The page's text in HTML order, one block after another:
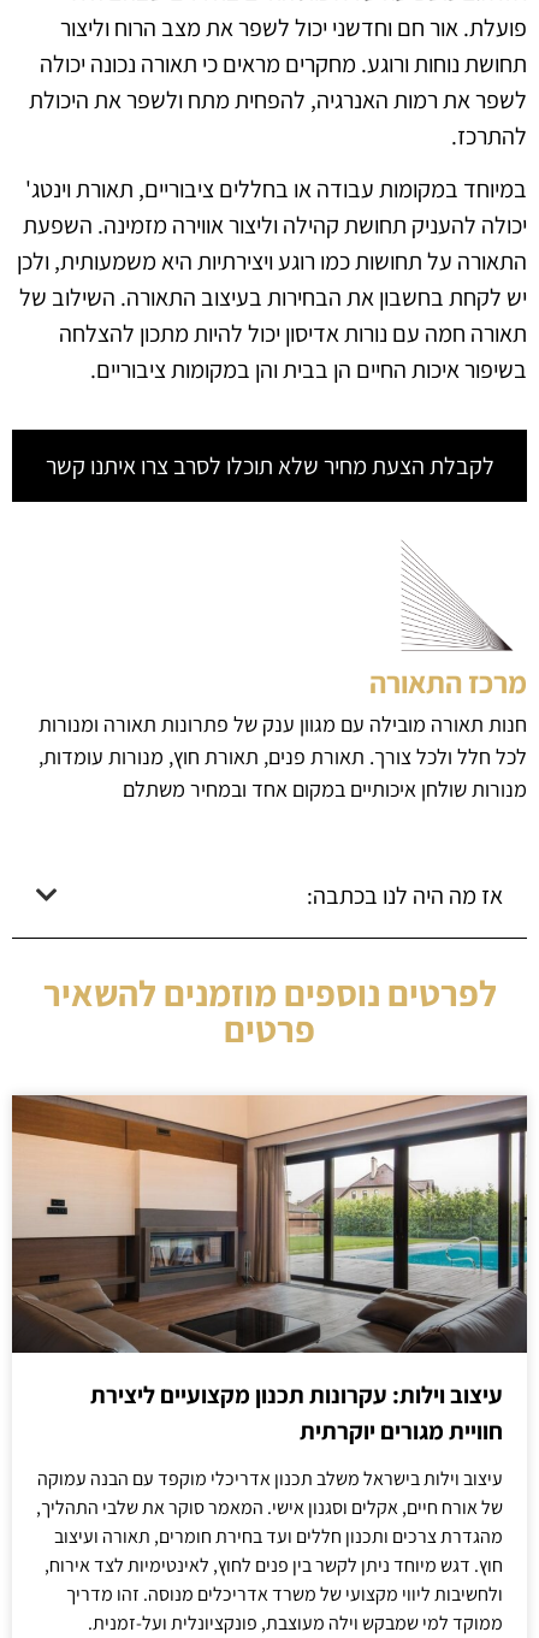
פועלת. אור חם וחדשני יכול לשפר את מצב הרוח וליצור
תחושת נוחות ורוגע. מחקרים מראים כי תאורה נכונה יכולה
לשפר את רמות האנרגיה, להפחית מתח ולשפר את היכולת
להתרכז.
במיוחד במקומות עבודה או בחללים ציבוריים, תאורת וינטג'
יכולה להעניק תחושת קהילה וליצור אווירה מזמינה. השפעת
התאורה על תחושות כמו רוגע ויצירתיות היא משמעותית, ולכן
יש לקחת בחשבון את הבחירות בעיצוב התאורה. השילוב של
תאורה חמה עם נורות אדיסון יכול להיות מתכון להצלחה
בשיפור איכות החיים הן בבית והן במקומות ציבוריים.
לקבלת הצעת מחיר שלא תוכלו לסרב צרו איתנו קשר
מרכז התאורה
חנות תאורה מובילה עם מגוון ענק של פתרונות תאורה ומנורות
לכל חלל ולכל צורך. תאורת פנים, תאורת חוץ, מנורות עומדות,
מנורות שולחן איכותיים במקום אחד ובמחיר משתלם
אז מה היה לנו בכתבה:
לפרטים נוספים מוזמנים להשאיר
פרטים
עיצוב וילות: עקרונות תכנון מקצועיים ליצירת
חוויית מגורים יוקרתית
עיצוב וילות בישראל משלב תכנון אדריכלי מוקפד עם הבנה עמוקה
של אורח חיים, אקלים וסגנון אישי. המאמר סוקר את שלבי התהליך,
מהגדרת צרכים ותכנון חללים ועד בחירת חומרים, תאורה ועיצוב
חוץ. דגש מיוחד ניתן לקשר בין פנים לחוץ, לאינטימיות לצד אירוח,
ולחשיבות ליווי מקצועי של משרד אדריכלים מנוסה. זהו מדריך
ממוקד למי שמבקש וילה מעוצבת, פונקציונלית ועל-זמנית.